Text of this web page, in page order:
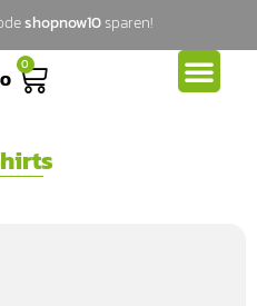
shopnow10sparen!
0